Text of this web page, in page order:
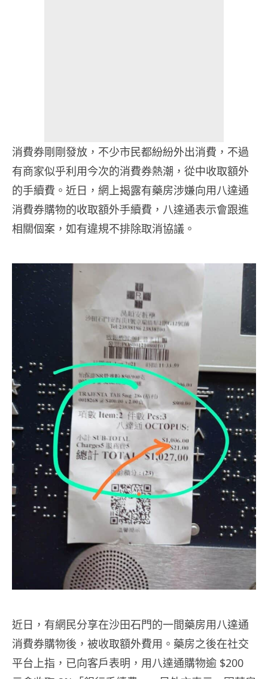
消費券剛剛發放，不少市民都紛紛外出消費，不過
有商家似乎利用今次的消費券熱潮，從中收取額外
的手續費。近日，網上揭露有藥房涉嫌向用八達通
消費券購物的收取額外手續費，八達通表示會跟進
相關個案，如有違規不排除取消協議。
近日，有網民分享在沙田石門的一間藥房用八達通
消費券購物後，被收取額外費用。藥房之後在社交
平台上指，已向客戶表明，用八達通購物逾 $200